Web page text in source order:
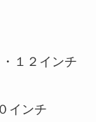
１２インチ
インチ